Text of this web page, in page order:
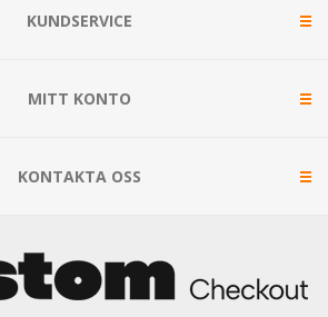
KUNDSERVICE
MITT KONTO
KONTAKTA OSS